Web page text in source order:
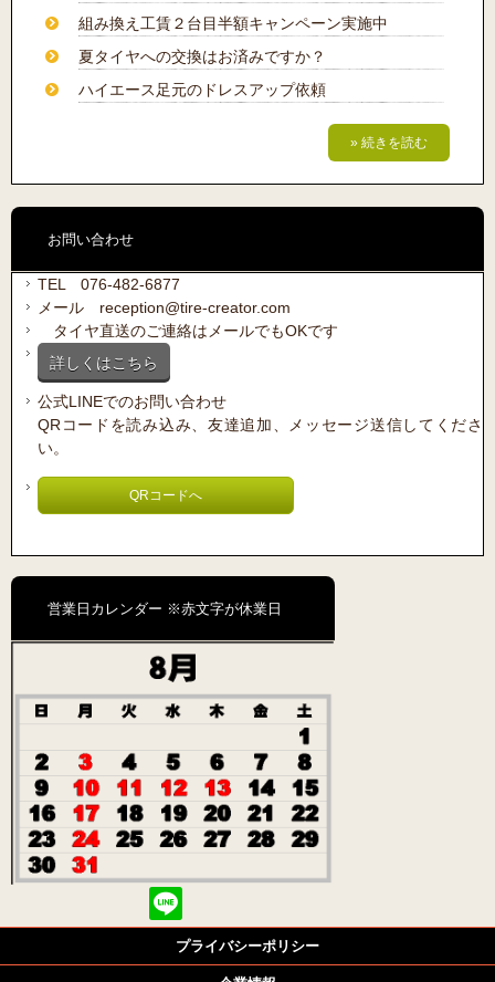
組み換え工賃２台目半額キャンペーン実施中
夏タイヤへの交換はお済みですか？
ハイエース足元のドレスアップ依頼
» 続きを読む
お問い合わせ
TEL 076-482-6877
メール reception@tire-creator.com
タイヤ直送のご連絡はメールでもOKです
詳しくはこちら
公式LINEでのお問い合わせ
QRコードを読み込み、友達追加、メッセージ送信してくださ
い。
QRコードへ
営業日カレンダー ※赤文字が休業日
プライバシーポリシー